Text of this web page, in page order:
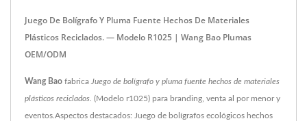
Juego De Bolígrafo Y Pluma Fuente Hechos De Materiales
Plásticos Reciclados. — Modelo R1025 | Wang Bao Plumas
OEM/ODM
Wang Bao fabrica Juego de bolígrafo y pluma fuente hechos de materiales
plásticos reciclados. (Modelo r1025) para branding, venta al por menor y
eventos.Aspectos destacados: Juego de bolígrafos ecológicos hechos